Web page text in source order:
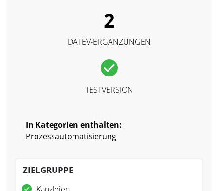
2
DATEV-ERGÄNZUNGEN
TESTVERSION
In Kategorien enthalten:
Prozessautomatisierung
ZIELGRUPPE